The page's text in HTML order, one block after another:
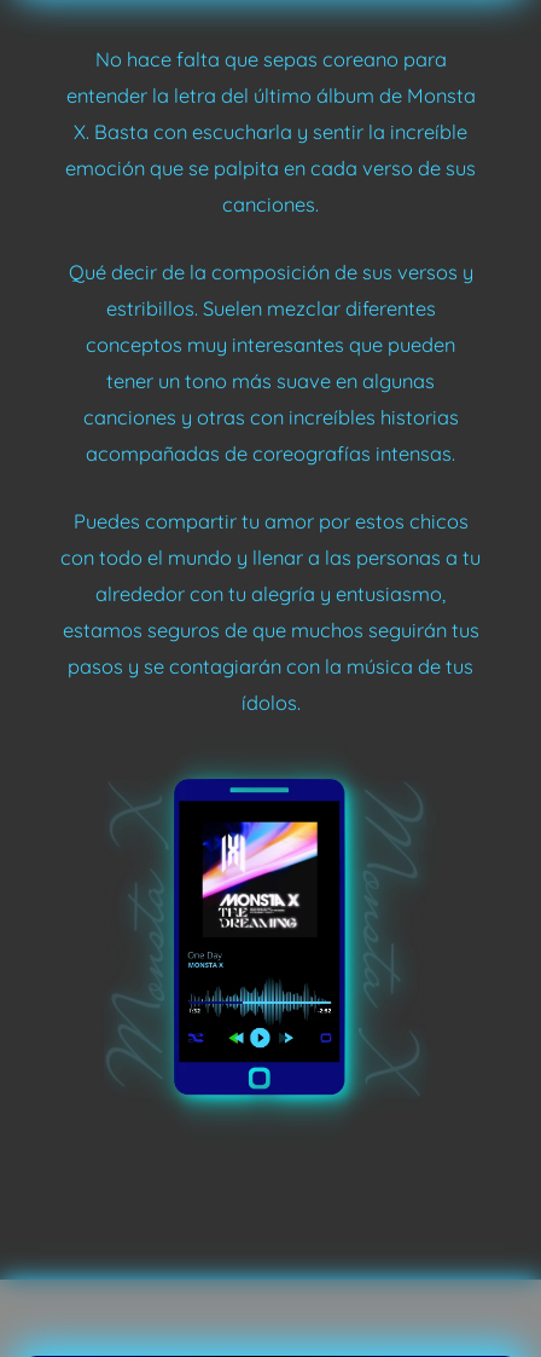
No hace falta que sepas coreano para
entender la letra del último álbum de Monsta
X. Basta con escucharla y sentir la increíble
emoción que se palpita en cada verso de sus
canciones.
Qué decir de la composición de sus versos y
estribillos. Suelen mezclar diferentes
conceptos muy interesantes que pueden
tener un tono más suave en algunas
canciones y otras con increíbles historias
acompañadas de coreografías intensas.
Puedes compartir tu amor por estos chicos
con todo el mundo y llenar a las personas a tu
alrededor con tu alegría y entusiasmo,
estamos seguros de que muchos seguirán tus
pasos y se contagiarán con la música de tus
ídolos.